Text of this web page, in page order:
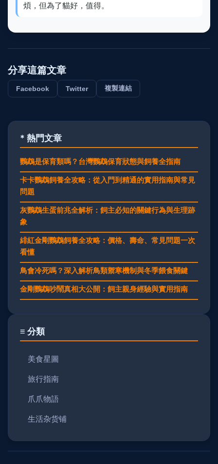
煩，但為了貓好，值得。
分享這篇文章
Facebook Twitter 複製連結
* 熱門文章
鸚鵡是保育類嗎？台灣鸚鵡保育狀態與飼養全指南
卡卡鸚鵡飼養全攻略：從入門到精通的實用指南與常見
問題
灰鸚鵡生蛋前兆全解析：飼主必知的關鍵行為與生理跡
象
緋紅金剛鸚鵡飼養全攻略：價格、壽命、常見問題一次
看懂
鳥會冷死嗎？深入解析鳥類禦寒機制與冬季餵食關鍵
金剛鸚鵡吵鬧真相大公開：飼主親身經驗與實用指南
≡ 分類
美食星圖
旅行指南
爪爪物語
生活杂货铺